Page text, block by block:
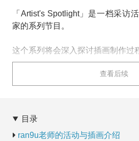
「Artist's Spotlight」是一档采访
家的系列节目。
这个系列将会深入探讨插画制作过
以及身为创作者该如何不断成长的
本期嘉宾是韩国插画师ran9u老师
查看后续
目录
ran9u老师的活动与插画介绍